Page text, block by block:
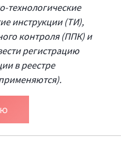
технологические
инструкции (ТИ),
контроля (ППК) и
регистрацию
в реестре